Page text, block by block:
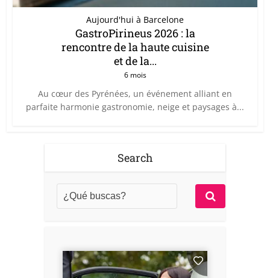
Aujourd'hui à Barcelone
GastroPirineus 2026 : la
rencontre de la haute cuisine
et de la...
6 mois
Au cœur des Pyrénées, un événement alliant en
parfaite harmonie gastronomie, neige et paysages à...
Search